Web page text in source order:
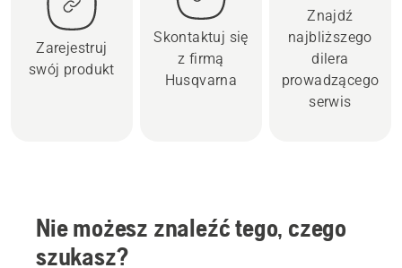
Zarejestruj
swój produkt
Skontaktuj się
z firmą
Husqvarna
Znajdź
najbliższego
dilera
prowadzącego
serwis
Nie możesz znaleźć tego, czego
szukasz?